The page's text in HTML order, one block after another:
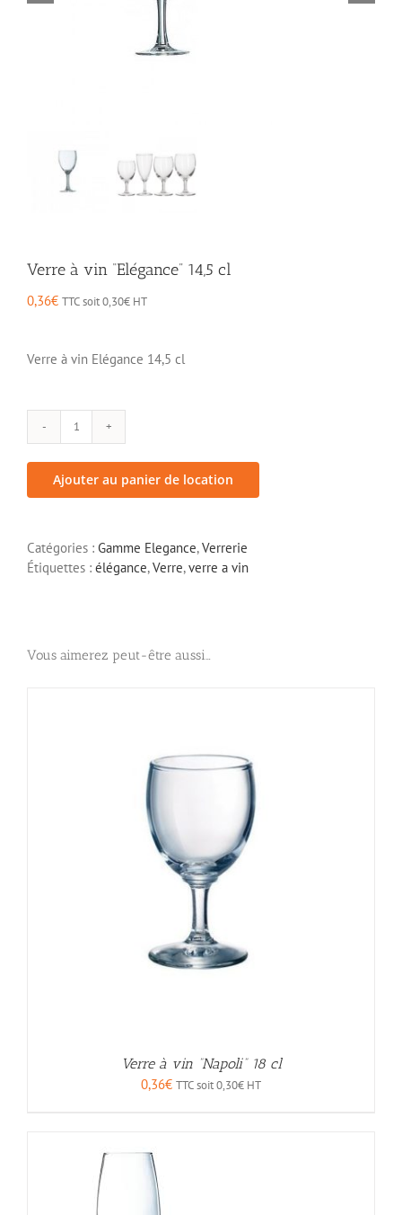
Verre à vin “Elégance” 14,5 cl
0,36€ TTC soit0,30€ HT
Verre à vin Elégance 14,5 cl
quantité
Verre
à
14,5
cl
Ajouter au panier de location
Catégories : Gamme Elegance,Verrerie
Étiquettes : élégance,Verre,verre a vin
Vous aimerez peut-être aussi…
Verre à vin “Napoli” 18 cl
0,36€ TTC soit0,30€ HT